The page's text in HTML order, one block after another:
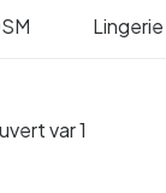
Lingerie